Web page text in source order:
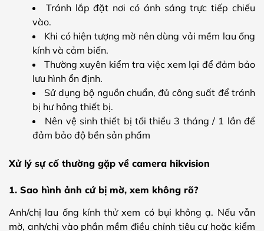
Tránh lắp đặt nơi có ánh sáng trực tiếp chiếu
vào.
Khi có hiện tượng mờ nên dùng vải mềm lau ống
kính và cảm biến.
Thường xuyên kiểm tra việc xem lại để đảm bảo
lưu hình ổn định.
Sử dụng bộ nguồn chuẩn, đủ công suất để tránh
bị hư hỏng thiết bị.
Nên vệ sinh thiết bị tối thiểu 3 tháng / 1 lần để
đảm bảo độ bền sản phẩm
Xử lý sự cố thường gặp về camera hikvision
1. Sao hình ảnh cứ bị mờ, xem không rõ?
Anh/chị lau ống kính thử xem có bụi không ạ. Nếu vẫn
mờ, anh/chị vào phần mềm điều chỉnh tiêu cự hoặc kiểm